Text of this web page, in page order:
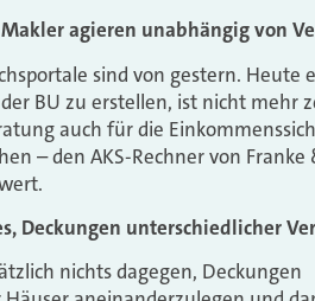
agieren unabhängig von
sind von gestern.
BU zu erstellen, ist nicht mehr
auch für die
– den AKS-Rechner von
Deckungen unterschiedlicher
nichts dagegen, Deckungen